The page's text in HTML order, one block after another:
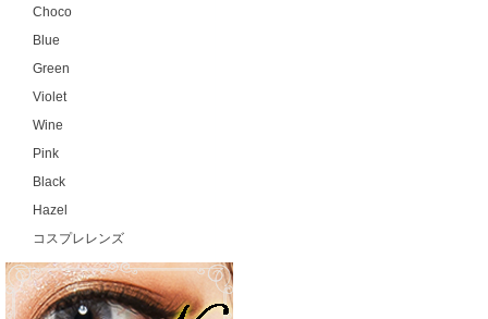
Choco
Blue
Green
Violet
Wine
Pink
Black
Hazel
コスプレレンズ